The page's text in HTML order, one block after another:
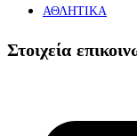
ΑΘΛΗΤΙΚΑ
Στοιχεία